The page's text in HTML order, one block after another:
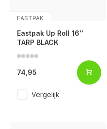
EASTPAK
Eastpak Up Roll 16''
TARP BLACK
74,95
Vergelijk